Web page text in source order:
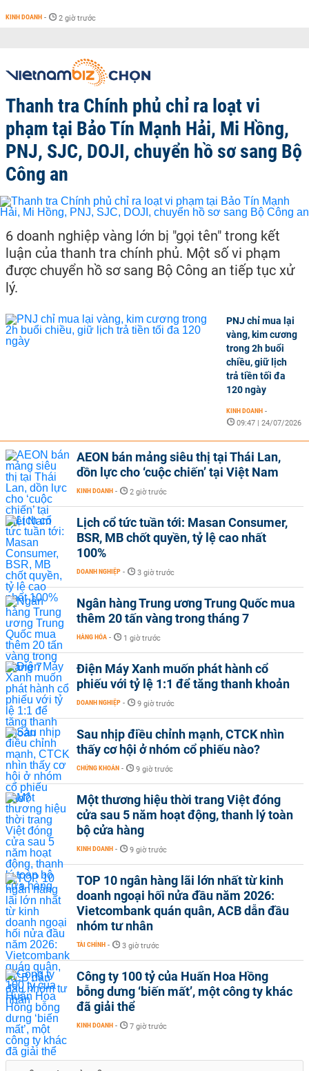
KINH DOANH - 2 giờ trước
Thanh tra Chính phủ chỉ ra loạt vi
phạm tại Bảo Tín Mạnh Hải, Mi Hồng,
PNJ, SJC, DOJI, chuyển hồ sơ sang Bộ
Công an
6 doanh nghiệp vàng lớn bị "gọi tên" trong kết
luận của thanh tra chính phủ. Một số vi phạm
được chuyển hồ sơ sang Bộ Công an tiếp tục xử
lý.
PNJ chỉ mua lại
vàng, kim cương
trong 2h buổi
chiều, giữ lịch
trả tiền tối đa
120 ngày
KINH DOANH -
09:47 | 24/07/2026
AEON bán mảng siêu thị tại Thái Lan,
dồn lực cho ‘cuộc chiến’ tại Việt Nam
KINH DOANH - 2 giờ trước
Lịch cổ tức tuần tới: Masan Consumer,
BSR, MB chốt quyền, tỷ lệ cao nhất
100%
DOANH NGHIỆP - 3 giờ trước
Ngân hàng Trung ương Trung Quốc mua
thêm 20 tấn vàng trong tháng 7
HÀNG HÓA - 1 giờ trước
Điện Máy Xanh muốn phát hành cổ
phiếu với tỷ lệ 1:1 để tăng thanh khoản
DOANH NGHIỆP - 9 giờ trước
Sau nhịp điều chỉnh mạnh, CTCK nhìn
thấy cơ hội ở nhóm cổ phiếu nào?
CHỨNG KHOÁN - 9 giờ trước
Một thương hiệu thời trang Việt đóng
cửa sau 5 năm hoạt động, thanh lý toàn
bộ cửa hàng
KINH DOANH - 9 giờ trước
TOP 10 ngân hàng lãi lớn nhất từ kinh
doanh ngoại hối nửa đầu năm 2026:
Vietcombank quán quân, ACB dẫn đầu
nhóm tư nhân
TÀI CHÍNH - 3 giờ trước
Công ty 100 tỷ của Huấn Hoa Hồng
bỗng dưng ‘biến mất’, một công ty khác
đã giải thể
KINH DOANH - 7 giờ trước